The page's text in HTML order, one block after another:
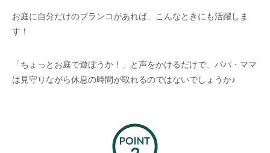
お庭に自分だけのブランコがあれば、こんなときにも活躍しま
す！
「ちょっとお庭で遊ぼうか！」と声をかけるだけで、パパ・ママ
は見守りながら休息の時間が取れるのではないでしょうか♪